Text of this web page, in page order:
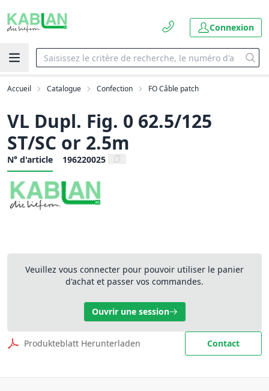
Connexion
Accueil Catalogue Confection FO Câble patch
VL Dupl. Fig. 0 62.5/125
ST/SC or 2.5m
N° d'article 196220025
Veuillez vous connecter pour pouvoir utiliser le panier
d'achat et passer vos commandes.
Ouvrir une session
Produkteblatt Herunterladen Contact